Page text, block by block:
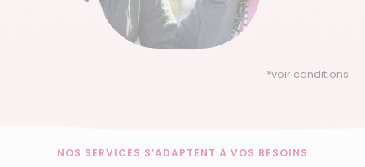
*voir conditions
NOS SERVICES S’ADAPTENT À VOS BESOINS